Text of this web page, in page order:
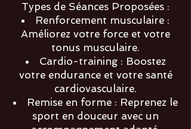
Types de Séances Proposées :
Renforcement musculaire :
Améliorez votre force et votre
tonus musculaire.
Cardio-training : Boostez
votre endurance et votre santé
cardiovasculaire.
Remise en forme : Reprenez le
sport en douceur avec un